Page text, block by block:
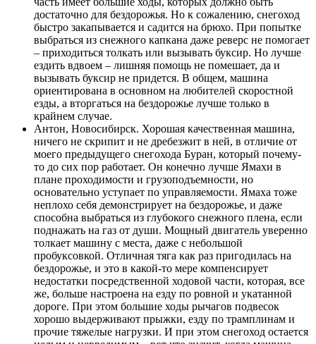
достаточно для бездорожья. Но к сожалению, снегоход
быстро закапывается и садится на брюхо. При попытке
выбраться из снежного капкана даже реверс не помогает
– приходиться толкать или вызывать буксир. Но лучше
ездить вдвоем – лишняя помощь не помешает, да и
вызывать буксир не придется. В общем, машина
ориентирована в основном на любителей скоростной
езды, а вторгаться на бездорожье лучше только в
крайнем случае.
Антон, Новосибирск. Хорошая качественная машина,
ничего не скрипит и не дребезжит в ней, в отличие от
моего предыдущего снегохода Буран, который почему-
то до сих пор работает. Он конечно лучше Ямахи в
плане проходимости и грузоподъемности, но
основательно уступает по управляемости. Ямаха тоже
неплохо себя демонстрирует на бездорожье, и даже
способна выбраться из глубокого снежного плена, если
поднажать на газ от души. Мощный двигатель уверенно
толкает машину с места, даже с небольшой
пробуксовкой. Отличная тяга как раз пригодилась на
бездорожье, и это в какой-то мере компенсирует
недостатки посредственной ходовой части, которая, все
же, больше настроена на езду по ровной и укатанной
дороге. При этом большие ходы рычагов подвесок
хорошо выдерживают прыжки, езду по трамплинам и
прочие тяжелые нагрузки. И при этом снегоход остается